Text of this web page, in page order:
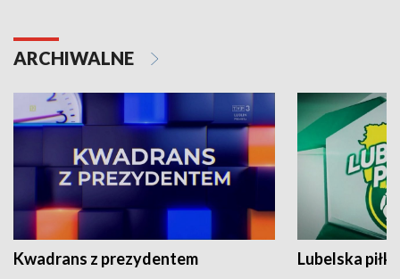
ARCHIWALNE
Kwadrans z prezydentem Lubelska piłka